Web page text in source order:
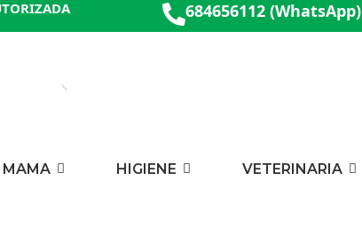
684656112 (WhatsApp)
MAMA HIGIENE VETERINARIA